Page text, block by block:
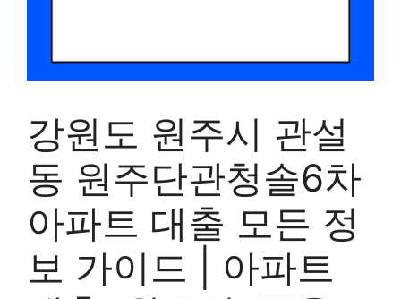
강원도 원주시 관설
동 원주단관청솔6차
아파트 대출 모든 정
보 가이드 | 아파트